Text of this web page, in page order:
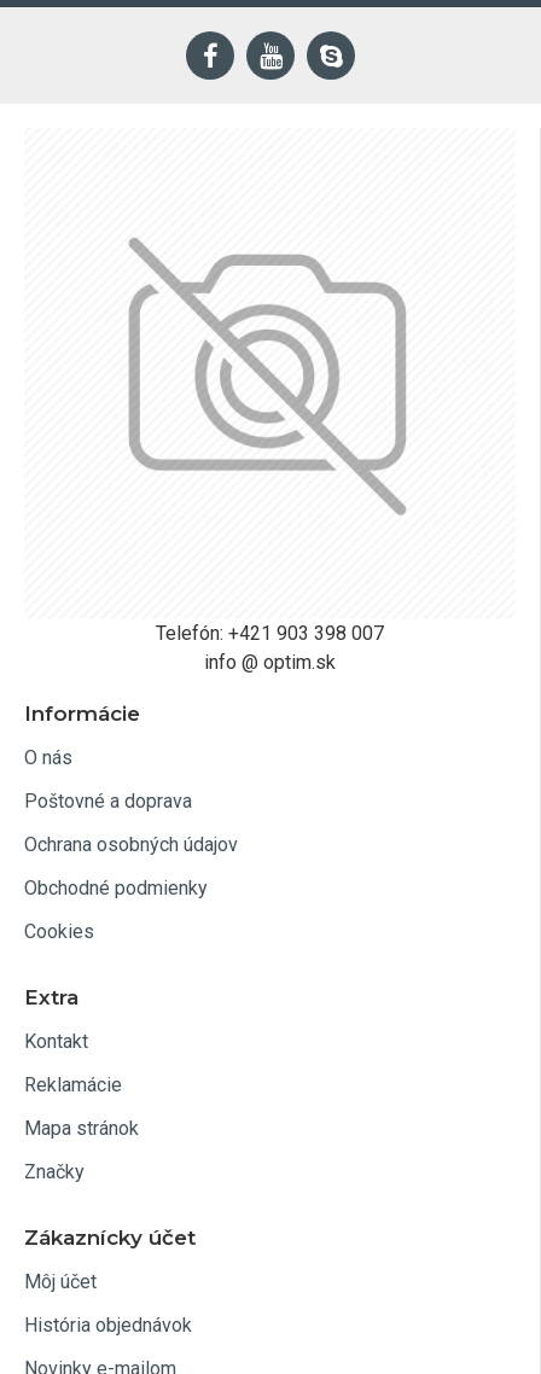
Telefón: +421 903 398 007
info @ optim.sk
Informácie
O nás
Poštovné a doprava
Ochrana osobných údajov
Obchodné podmienky
Cookies
Extra
Kontakt
Reklamácie
Mapa stránok
Značky
Zákaznícky účet
Môj účet
História objednávok
Novinky e-mailom